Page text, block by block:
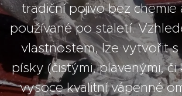
tradiční pojivo bez chemie
používané po staletí.
vlastnostem, lze vytvořit
písky (čistými, plavenými, či
vysoce kvalitní vápenné